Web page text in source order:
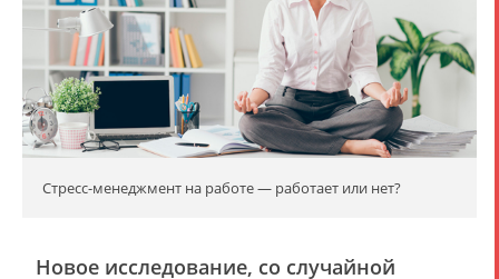
Стресс-менеджмент на работе — работает или нет?
Новое исследование, со случайной